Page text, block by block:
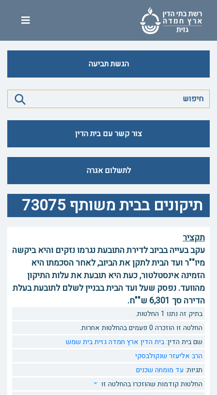
הגשת תביעה
צור קשר עם בית הדין
לתשלום אגרה
תיקונים בבית משותף 73075
תקציר
עקב בעייה בביוב לדירת התובעת נגרמו נזקים והיא ביקשה
מיו""ר ועד הבית לתקן את הביוב, לאחר הסכמתו היא
הזמינה אינסטלטור, כעת היא תובעת את עלות התיקון
מהוועד. נפסק שעל ועד הבית בבניין לשלם לתובעת בעלת
הדירה סך 6,301 ש""ח.
בתיק זה נתנו 1 החלטות.
החלטה זו הוזכרה 0 פעמים בהחלטות אחרות.
שם בית הדין:בית הדין ארץ חמדה גזית בית שמש
הרב אליעזר שנקולבסקי
תגיות: עד מומחה שכנים
החלטות קודמות שהוזכרו בהחלטה זו